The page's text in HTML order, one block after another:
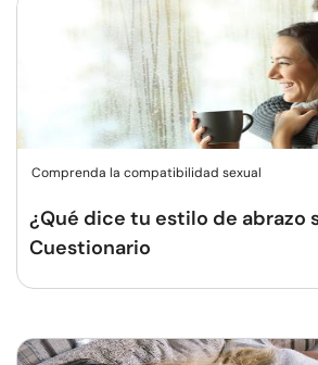
Comprenda la compatibilidad sexual
¿Qué dice tu estilo de abrazo
Cuestionario